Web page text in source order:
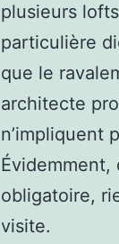
plusieurs
particulière
que le
architecte
n’impliquent
Évidemment,
obligatoire,
visite.